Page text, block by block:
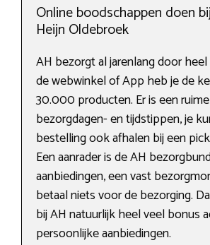
Online boodschappen doen
Heijn Oldebroek
AH bezorgt al jarenlang door
de webwinkel of App heb je de
30.000 producten. Er is een
bezorgdagen- en tijdstippen, je
bestelling ook afhalen bij een
Een aanrader is de AH
aanbiedingen, een vast
betaal niets voor de bezorging.
bij AH natuurlijk heel veel bonus
persoonlijke aanbiedingen.